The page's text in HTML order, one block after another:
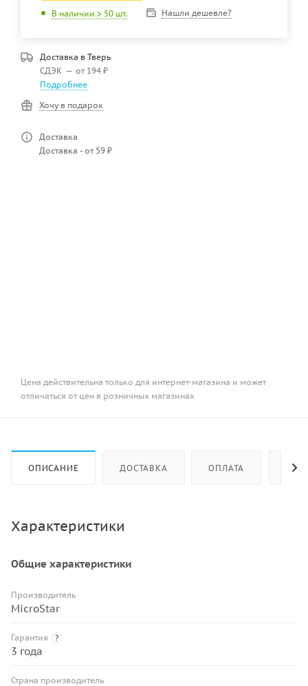
В наличии > 50 шт.
Нашли дешевле?
Доставка в Тверь
СДЭК — от 194 ₽
Подробнее
Хочу в подарок
Доставка
Доставка - от 59 ₽
Цена действительна только для интернет-магазина и может
отличаться от цен в розничных магазинах
ОПИСАНИЕ ДОСТАВКА ОПЛАТА
Характеристики
Общие характеристики
Производитель
MicroStar
Гарантия ?
3 года
Страна производитель